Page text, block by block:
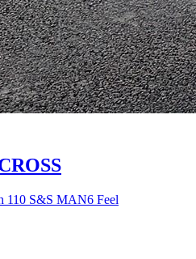
110 S&S MAN6 Feel